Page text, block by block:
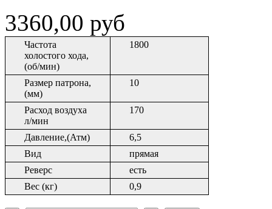
3360,00 руб
Частота
холостого хода,
(об/мин)
1800
Размер патрона,
(мм)
10
Расход воздуха
л/мин
170
Давление,(Атм)
6,5
Вид
прямая
Реверс
есть
Вес (кг)
0,9